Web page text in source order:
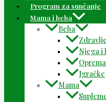
Program za sunčanje
Mama i beba
Beba
Njega i
Igračke
Mama